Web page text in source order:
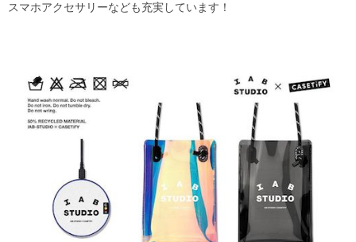
スマホアクセサリーなども充実しています！